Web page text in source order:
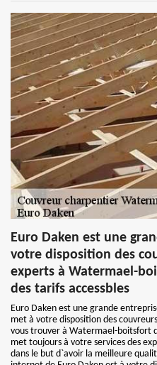
Euro Daken est une
votre disposition des
experts à Watermael-
des tarifs accessbles
Euro Daken est une grande
met à votre disposition des
vous trouver à Watermael-boitsfort
met toujours à votre services des
dans le but d`avoir la meilleure